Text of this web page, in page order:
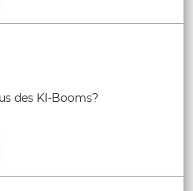
des KI-Booms?